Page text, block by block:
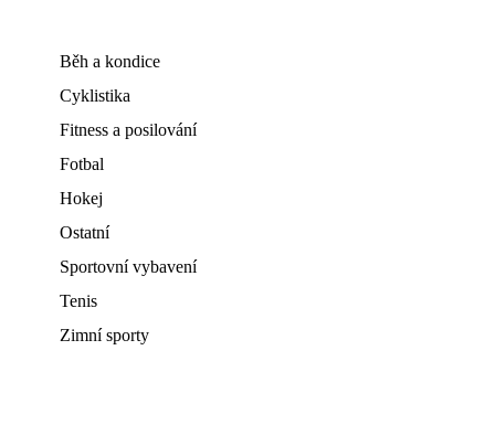
Běh a kondice
Cyklistika
Fitness a posilování
Fotbal
Hokej
Ostatní
Sportovní vybavení
Tenis
Zimní sporty